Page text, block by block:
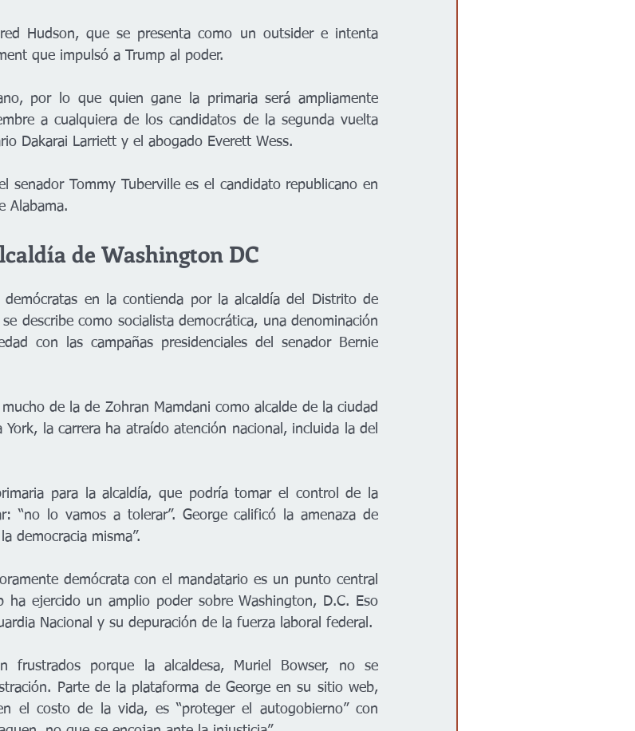
Hudson, que se presenta como un outsider e intenta
que impulsó a Trump al poder.
por lo que quien gane la primaria será ampliamente
a cualquiera de los candidatos de la segunda vuelta
Dakarai Larriett y el abogado Everett Wess.
senador Tommy Tuberville es el candidato republicano en
Alabama.
de Washington DC
demócratas en la contienda por la alcaldía del Distrito de
describe como socialista democrática, una denominación
con las campañas presidenciales del senador Bernie
de la de Zohran Mamdani como alcalde de la ciudad
la carrera ha atraído atención nacional, incluida la del
para la alcaldía, que podría tomar el control de la
“no lo vamos a tolerar”. George calificó la amenaza de
democracia misma”.
demócrata con el mandatario es un punto central
ha ejercido un amplio poder sobre Washington, D.C. Eso
Nacional y su depuración de la fuerza laboral federal.
frustrados porque la alcaldesa, Muriel Bowser, no se
Parte de la plataforma de George en su sitio web,
el costo de la vida, es “proteger el autogobierno” con